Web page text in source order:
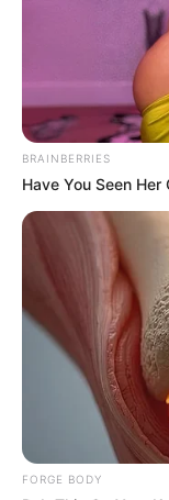
ดูดวงรายวัน วันอา
ดำเนินไปตามปกติ ไ
ต้องตัดสินใจเลือกอะ
คนอื่น การเงินค่อนข้า
Home/ดูดวงรายวัน/
|
27
แบ่งปัน
ดวงป
BRAINBERRIES
Have You Seen Her
FORGE BODY